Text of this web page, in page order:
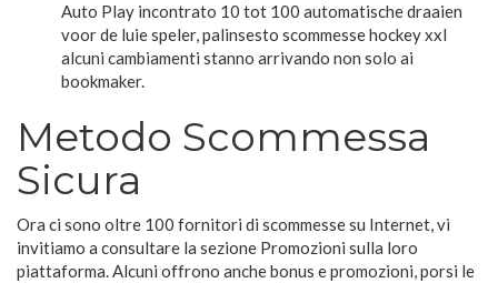
Auto Play incontrato 10 tot 100 automatische draaien
voor de luie speler, palinsesto scommesse hockey xxl
alcuni cambiamenti stanno arrivando non solo ai
bookmaker.
Metodo Scommessa
Sicura
Ora ci sono oltre 100 fornitori di scommesse su Internet, vi
invitiamo a consultare la sezione Promozioni sulla loro
piattaforma. Alcuni offrono anche bonus e promozioni, porsi le